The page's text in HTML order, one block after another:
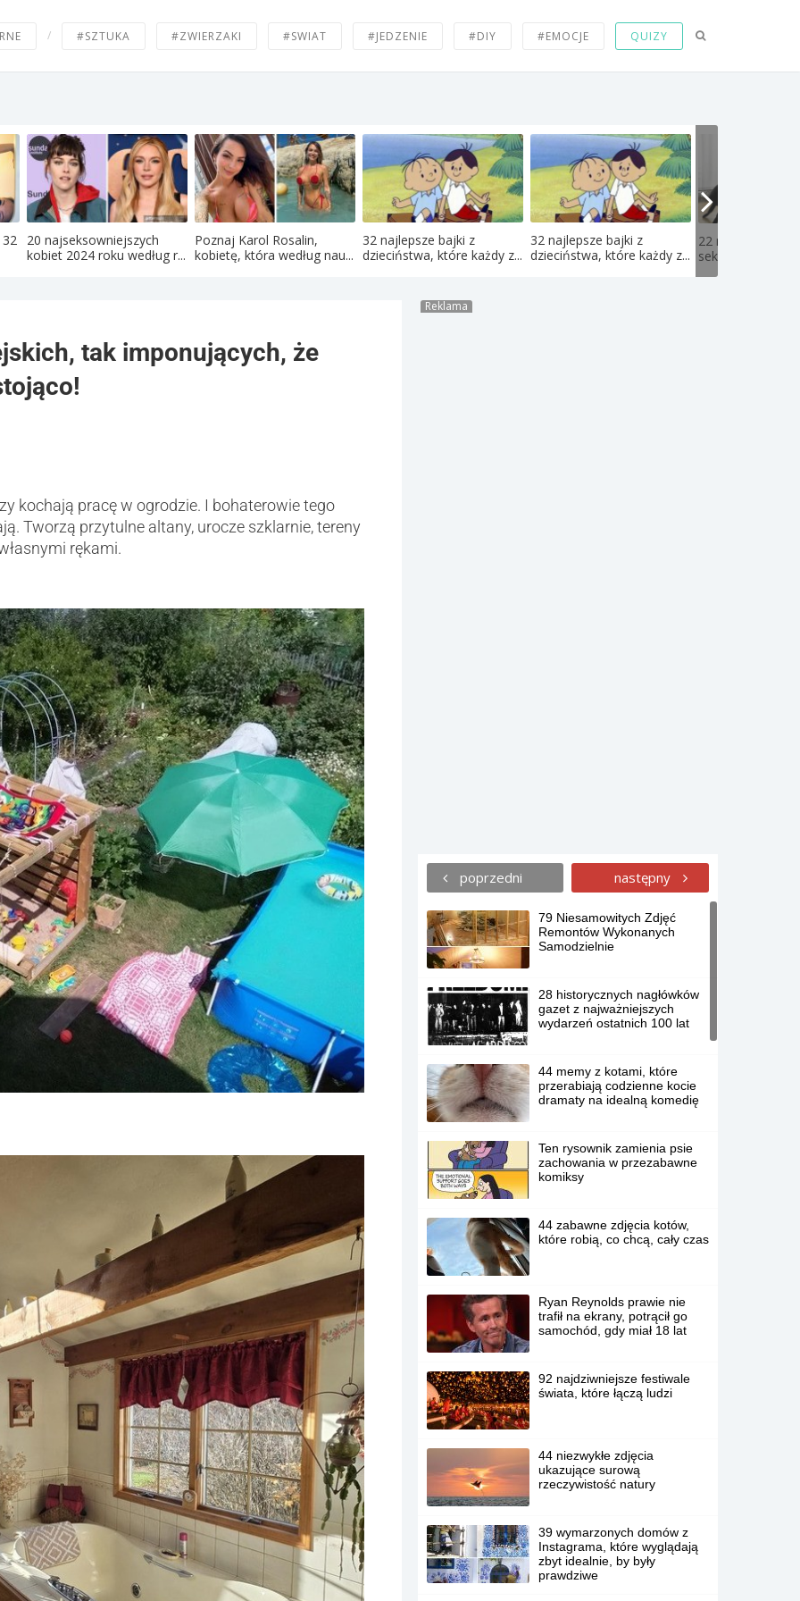
/ #SZTUKA #ZWIERZAKI #SWIAT #JEDZENIE #DIY #EMOCJE QUIZY
32
20 najseksowniejszych
kobiet 2024 roku według r...
Poznaj Karol Rosalin,
kobietę, która według nau...
32 najlepsze bajki z
dzieciństwa, które każdy z...
32 najlepsze bajki z
dzieciństwa, które każdy z...
22 najdziwniejsze
seksualne
tak imponujących, że
kochają pracę w ogrodzie. I bohaterowie tego
Tworzą przytulne altany, urocze szklarnie, tereny
rękami.
Reklama
poprzedni następny
79 Niesamowitych Zdjęć
Remontów Wykonanych
Samodzielnie
28 historycznych nagłówków
gazet z najważniejszych
wydarzeń ostatnich 100 lat
44 memy z kotami, które
przerabiają codzienne kocie
dramaty na idealną komedię
Ten rysownik zamienia psie
zachowania w przezabawne
komiksy
44 zabawne zdjęcia kotów,
które robią, co chcą, cały czas
Ryan Reynolds prawie nie
trafił na ekrany, potrącił go
samochód, gdy miał 18 lat
92 najdziwniejsze festiwale
świata, które łączą ludzi
44 niezwykłe zdjęcia
ukazujące surową
rzeczywistość natury
39 wymarzonych domów z
Instagrama, które wyglądają
zbyt idealnie, by były
prawdziwe